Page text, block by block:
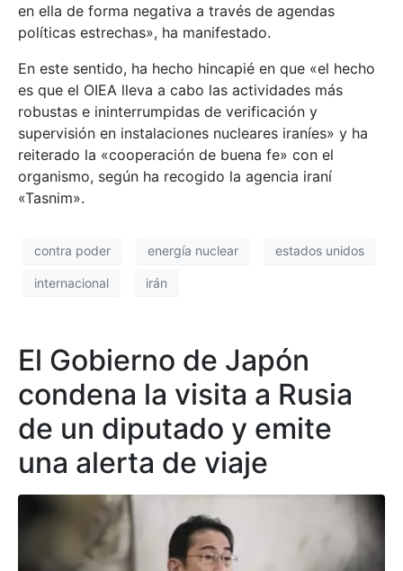
en ella de forma negativa a través de agendas
políticas estrechas», ha manifestado.
En este sentido, ha hecho hincapié en que «el hecho
es que el OIEA lleva a cabo las actividades más
robustas e ininterrumpidas de verificación y
supervisión en instalaciones nucleares iraníes» y ha
reiterado la «cooperación de buena fe» con el
organismo, según ha recogido la agencia iraní
«Tasnim».
contra poder energía nuclear estados unidos
internacional irán
El Gobierno de Japón
condena la visita a Rusia
de un diputado y emite
una alerta de viaje